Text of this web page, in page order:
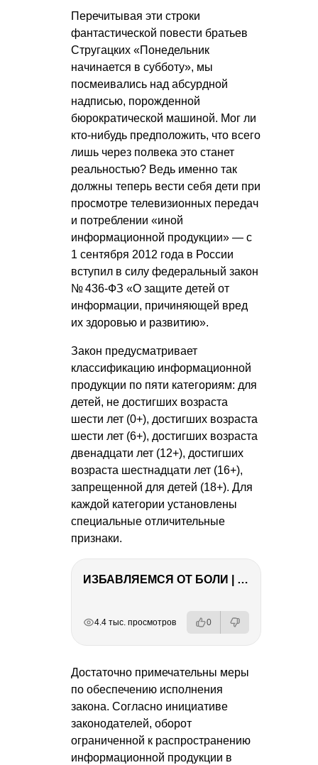
Перечитывая эти строки
фантастической повести братьев
Стругацких «Понедельник
начинается в субботу», мы
посмеивались над абсурдной
надписью, порожденной
бюрократической машиной. Мог ли
кто-нибудь предположить, что всего
лишь через полвека это станет
реальностью? Ведь именно так
должны теперь вести себя дети при
просмотре телевизионных передач
и потреблении «иной
информационной продукции» — с
1 сентября 2012 года в России
вступил в силу федеральный закон
№ 436-ФЗ «О защите детей от
информации, причиняющей вред
их здоровью и развитию».
Закон предусматривает
классификацию информационной
продукции по пяти категориям: для
детей, не достигших возраста
шести лет (0+), достигших возраста
шести лет (6+), достигших возраста
двенадцати лет (12+), достигших
возраста шестнадцати лет (16+),
запрещенной для детей (18+). Для
каждой категории установлены
специальные отличительные
признаки.
ИЗБАВЛЯЕМСЯ ОТ БОЛИ | Важность режима и питания
4.4 тыс. просмотров 0
Достаточно примечательны меры
по обеспечению исполнения
закона. Согласно инициативе
законодателей, оборот
ограниченной к распространению
информационной продукции в